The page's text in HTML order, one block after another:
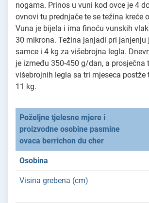
nogama. Prinos u vuni kod ovce je 4
ovnovi tu prednjače te se težina kreće
Vuna je bijela i ima finoću vunskih
30 mikrona. Težina janjadi pri janjenju
samce i 4 kg za višebrojna legla.
je između 350-450 g/dan, a prosječna
višebrojnih legla sa tri mjeseca postže
11 kg.
Poželjne tjelesne mjere i
proizvodne osobine pasmine
ovaca berrichon du cher
Osobina
Visina grebena (cm)